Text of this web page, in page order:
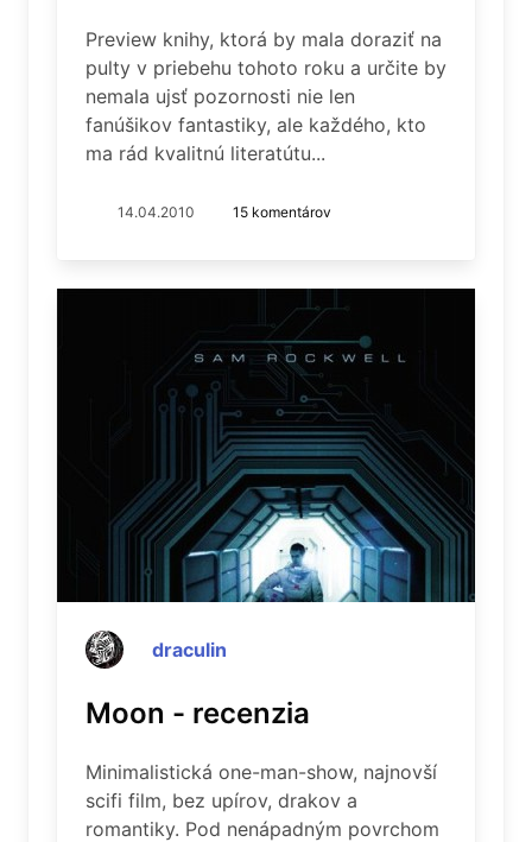
Preview knihy, ktorá by mala doraziť na
pulty v priebehu tohoto roku a určite by
nemala ujsť pozornosti nie len
fanúšikov fantastiky, ale každého, kto
ma rád kvalitnú literatútu...
14.04.2010 15 komentárov
draculin
Moon - recenzia
Minimalistická one-man-show, najnovší
scifi film, bez upírov, drakov a
romantiky. Pod nenápadným povrchom